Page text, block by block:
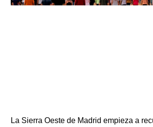
La Sierra Oeste de Madrid empieza a